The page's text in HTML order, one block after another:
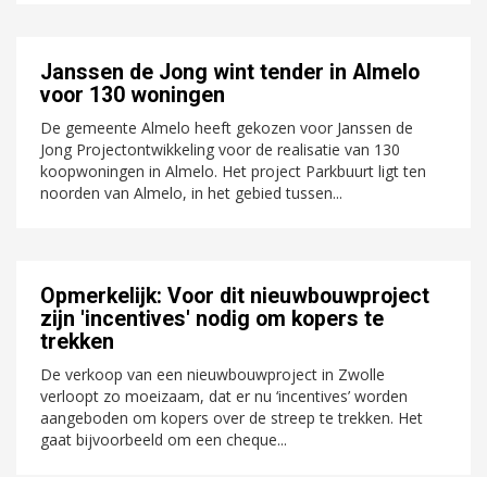
Janssen de Jong wint tender in Almelo
voor 130 woningen
De gemeente Almelo heeft gekozen voor Janssen de
Jong Projectontwikkeling voor de realisatie van 130
koopwoningen in Almelo. Het project Parkbuurt ligt ten
noorden van Almelo, in het gebied tussen...
Opmerkelijk: Voor dit nieuwbouwproject
zijn 'incentives' nodig om kopers te
trekken
De verkoop van een nieuwbouwproject in Zwolle
verloopt zo moeizaam, dat er nu ‘incentives’ worden
aangeboden om kopers over de streep te trekken. Het
gaat bijvoorbeeld om een cheque...